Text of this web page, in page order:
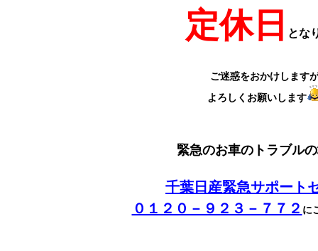
定休日 とな
ご迷惑をおかけします
よろしくお願いします
緊急のお車のトラブル
千葉日産緊急サポート
０１２０－９２３－７７２ に